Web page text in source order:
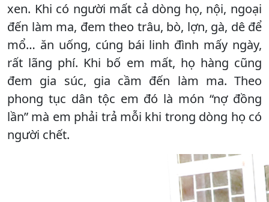
xen. Khi có người mất cả dòng họ, nội, ngoại
đến làm ma, đem theo trâu, bò, lợn, gà, dê để
mổ… ăn uống, cúng bái linh đình mấy ngày,
rất lãng phí. Khi bố em mất, họ hàng cũng
đem gia súc, gia cầm đến làm ma. Theo
phong tục dân tộc em đó là món “nợ đồng
lần” mà em phải trả mỗi khi trong dòng họ có
người chết.